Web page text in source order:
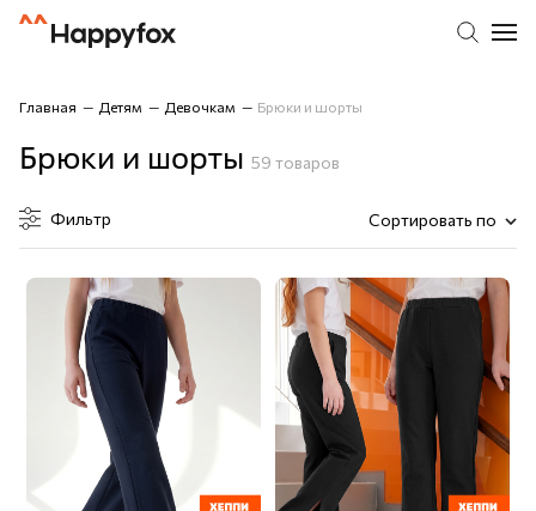
Главная Детям Девочкам Брюки и шорты
Брюки и шорты 59 товаров
Фильтр Сортировать по